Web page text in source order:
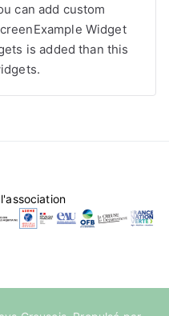
can add custom
Widget
is added than this